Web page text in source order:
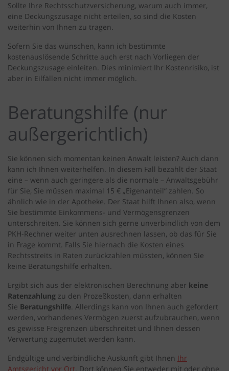
Sollte Ihre Rechtsschutzversicherung, warum auch immer,
eine Deckungszusage nicht erteilen, so sind die Kosten
weiterhin von Ihnen zu tragen.
Sofern Sie das wünschen, kann ich bestimmte
kostenauslösende Schritte auch erst nach Vorliegen der
Deckungszusage einleiten. Dies minimiert Ihr Kostenrisiko, ist
aber in Eilfällen nicht immer möglich.
Beratungshilfe (nur
außergerichtlich)
Sie können sich momentan keinen Anwalt leisten? Auch dann
kann ich Ihnen weiterhelfen. In diesem Fall bezahlt der Staat
eine – wenn auch geringere als die normale – Anwaltsgebühr
für Sie, Sie müssen maximal 15 € „Eigenanteil“ zahlen. So
ähnlich wie in der Apotheke. Der Staat hilft Ihnen also, wenn
Sie bestimmte Einkommens- und Vermögensgrenzen
unterschreiten. Sie können sich gerne unverbindlich von dem
PKH-Rechner weiter unten ausrechnen lassen, ob das für Sie
in Frage kommt. Falls Sie hiernach die Kosten eines
Rechtsstreits in Raten zurückzahlen müssten, können Sie
keine Beratungshilfe erhalten.
Ergibt sich aus der elektronischen Berechnung aber keine
Ratenzahlung zu den Prozeßkosten, dann erhalten
Sie Beratungshilfe. Allerdings kann von Ihnen auch gefordert
werden, vorhandenes Vermögen zuerst aufzubrauchen, wenn
es gewisse Freigrenzen überschreitet und Ihnen dessen
Verwertung zugemutet werden kann.
Endgültige und verbindliche Auskunft gibt Ihnen Ihr
Amtsgericht vor Ort . Dort können Sie entweder mit oder ohne